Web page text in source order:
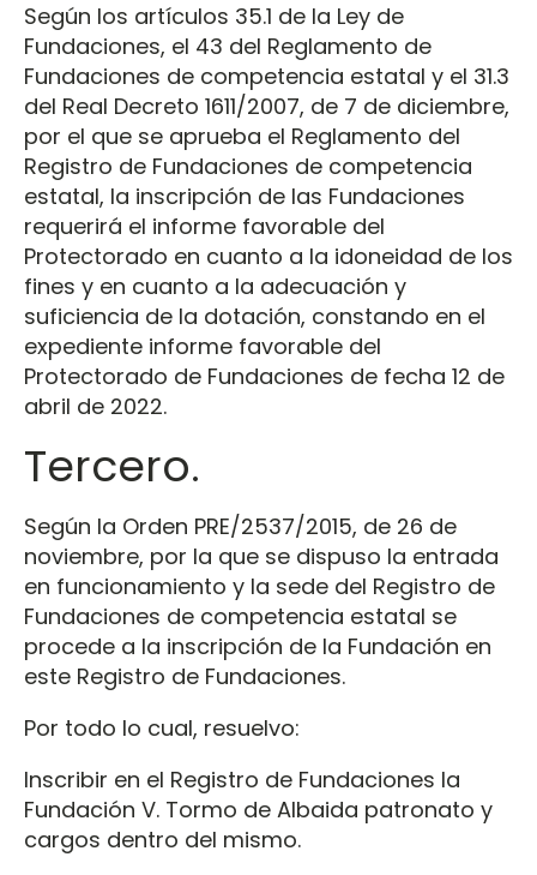
Según los artículos 35.1 de la Ley de
Fundaciones, el 43 del Reglamento de
Fundaciones de competencia estatal y el 31.3
del Real Decreto 1611/2007, de 7 de diciembre,
por el que se aprueba el Reglamento del
Registro de Fundaciones de competencia
estatal, la inscripción de las Fundaciones
requerirá el informe favorable del
Protectorado en cuanto a la idoneidad de los
fines y en cuanto a la adecuación y
suficiencia de la dotación, constando en el
expediente informe favorable del
Protectorado de Fundaciones de fecha 12 de
abril de 2022.
Tercero.
Según la Orden PRE/2537/2015, de 26 de
noviembre, por la que se dispuso la entrada
en funcionamiento y la sede del Registro de
Fundaciones de competencia estatal se
procede a la inscripción de la Fundación en
este Registro de Fundaciones.
Por todo lo cual, resuelvo:
Inscribir en el Registro de Fundaciones la
Fundación V. Tormo de Albaida patronato y
cargos dentro del mismo.